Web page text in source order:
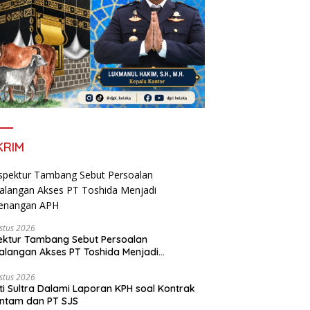
2026
Tambang Sebut Persoalan
Akses PT Toshida Menjadi
2026
Sultra Dalami Laporan KPH soal Kontrak
dan PT SJS